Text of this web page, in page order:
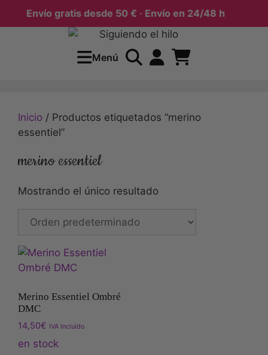
Envío gratis desde 50 € · Envío en 24/48 h
Menú
Inicio / Productos etiquetados “merino
essentiel”
merino essentiel
Mostrando el único resultado
Merino Essentiel Ombré
DMC
14,50€ IVA Incluído
en stock